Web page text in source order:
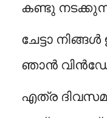
കണ്ടു
ചേട്ടാ
ഞാൻ വിൻഡോ
എത്ര